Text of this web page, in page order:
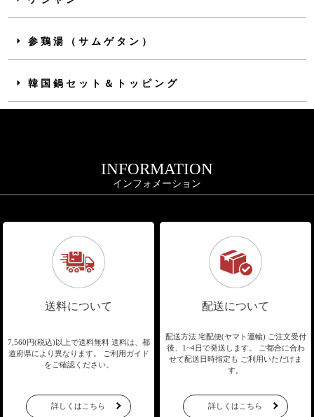
参鶏湯（サムゲタン）
韓国鍋セット＆トッピング
INFORMATION
インフォメーション
送料について
7,560円(税込)以上で送料無料送料は、都
道府県により異なります。
ご利用ガイド
をご確認ください。
詳しくはこちら
配送について
配送方法 宅配便(ヤマト運輸) ご注文受付
後、1~4日で発送します。
ご都合に合わ
せて配送日時指定も ご利用いただけま
す。
詳しくはこちら